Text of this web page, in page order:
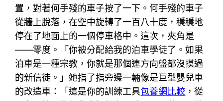
置，對著何手殘的車子按了一下。何手殘的車子
從牆上脫落，在空中旋轉了一百八十度，穩穩地
停在了地面上的一個停車格中。這次，夾角是
——零度。「你被分配給我的泊車學徒了。如果
泊車是一種宗教，你就是那個連方向盤都沒摸過
的新信徒。」她指了指旁邊一輛像是巨型嬰兒車
的改造車：「這是你的訓練工具包養網比較 ，從